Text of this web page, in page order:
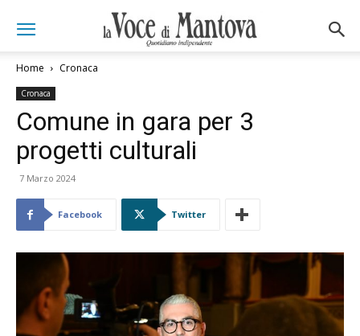
Home Cronaca
Cronaca
Comune in gara per 3
progetti culturali
7 Marzo 2024
Facebook Twitter